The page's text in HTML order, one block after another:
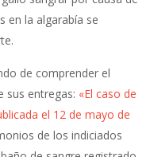
en la algarabía se
de comprender el
sus entregas: «El caso de
el 12 de mayo de
de los indiciados